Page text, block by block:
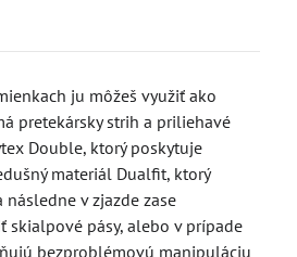
ju môžeš využiť ako
pretekársky strih a priliehavé
Double, ktorý poskytuje
materiál Dualfit, ktorý
v zjazde zase
skialpové pásy, alebo v prípade
bezproblémovú manipuláciu